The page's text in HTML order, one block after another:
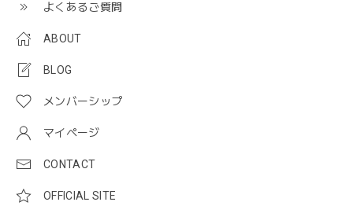
よくあるご質問
ABOUT
BLOG
メンバーシップ
マイページ
CONTACT
OFFICIAL SITE